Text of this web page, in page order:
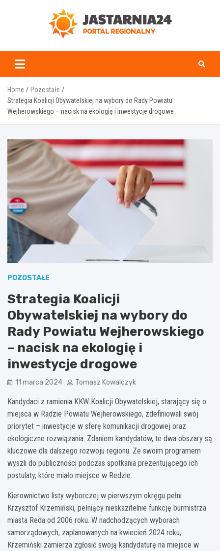
jastarnia24.pl
Home
Pozostałe
Strategia Koalicji Obywatelskiej na wybory do Rady Powiatu
Wejherowskiego – nacisk na ekologię i inwestycje drogowe
POZOSTAŁE
Strategia Koalicji
Obywatelskiej na wybory do
Rady Powiatu Wejherowskiego
– nacisk na ekologię i
inwestycje drogowe
11 marca 2024 Tomasz Kowalczyk
Kandydaci z ramienia KKW Koalicji Obywatelskiej, starający się o
miejsca w Radzie Powiatu Wejherowskiego, zdefiniowali swój
priorytet – inwestycje w sferę komunikacji drogowej oraz
ekologiczne rozwiązania. Zdaniem kandydatów, te dwa obszary są
kluczowe dla dalszego rozwoju regionu. Ze swoim programem
wyszli do publiczności podczas spotkania prezentującego ich
postulaty, które miało miejsce w Redzie.
Kierownictwo listy wyborczej w pierwszym okręgu pełni
Krzysztof Krzemiński, pełniący nieskazitelnie funkcję burmistrza
miasta Reda od 2006 roku. W nadchodzących wyborach
samorządowych, zaplanowanych na kwiecień 2024 roku,
Krzemiński zamierza zgłosić swoją kandydaturę na miejsce w